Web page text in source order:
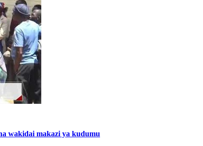
wakidai makazi ya kudumu